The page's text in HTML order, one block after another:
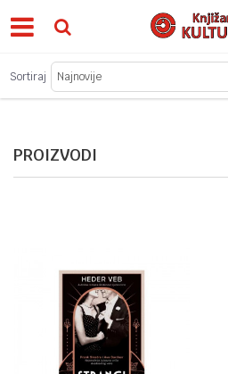
BESPLATNA ISPORUKA ZA
PROIZVODI
Sortiraj